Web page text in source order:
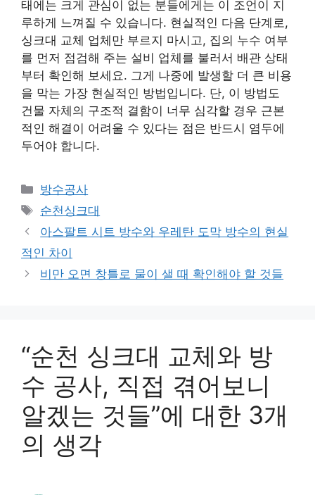
태에는 크게 관심이 없는 분들에게는 이 조언이 지
루하게 느껴질 수 있습니다. 현실적인 다음 단계로,
싱크대 교체 업체만 부르지 마시고, 집의 누수 여부
를 먼저 점검해 주는 설비 업체를 불러서 배관 상태
부터 확인해 보세요. 그게 나중에 발생할 더 큰 비용
을 막는 가장 현실적인 방법입니다. 단, 이 방법도
건물 자체의 구조적 결함이 너무 심각할 경우 근본
적인 해결이 어려울 수 있다는 점은 반드시 염두에
두어야 합니다.
카
테
리
방수공사
태
그
순천싱크대
아스팔트 시트 방수와 우레탄 도막 방수의 현실
적인 차이
비만 오면 창틀로 물이 샐 때 확인해야 할 것들
“순천 싱크대 교체와 방
수 공사, 직접 겪어보니
알겠는 것들”에 대한 3개
의 생각